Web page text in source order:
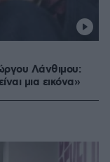
Λάνθιμου:
μια εικόνα»